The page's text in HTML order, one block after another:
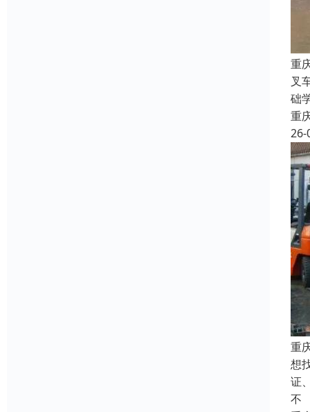
重
叉
础
重
26-
重
想
证
不